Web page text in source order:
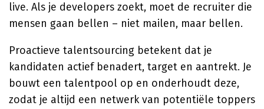
live. Als je developers zoekt, moet de recruiter die
mensen gaan bellen – niet mailen, maar bellen.
Proactieve talentsourcing betekent dat je
kandidaten actief benadert, target en aantrekt. Je
bouwt een talentpool op en onderhoudt deze,
zodat je altijd een netwerk van potentiële toppers